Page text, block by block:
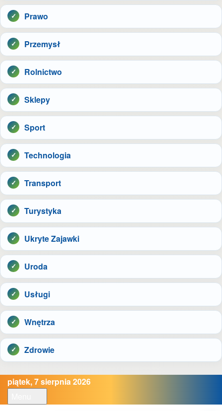
Prawo
Przemysł
Rolnictwo
Sklepy
Sport
Technologia
Transport
Turystyka
Ukryte Zajawki
Uroda
Usługi
Wnętrza
Zdrowie
piątek, 7 sierpnia 2026